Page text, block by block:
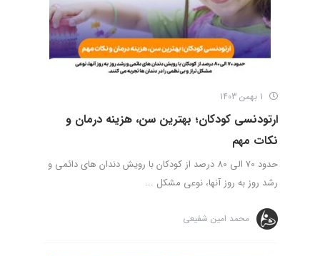
ارتودنسی کودکان؛ بهترین سن، هزینه درمان و
نکات مهم
حدود 70 الی 80 درصد از کودکان با رویش دندان های دائمی و
رشد روز به روز آنها، نوعی مشکل ...
محمد امین شفیعی